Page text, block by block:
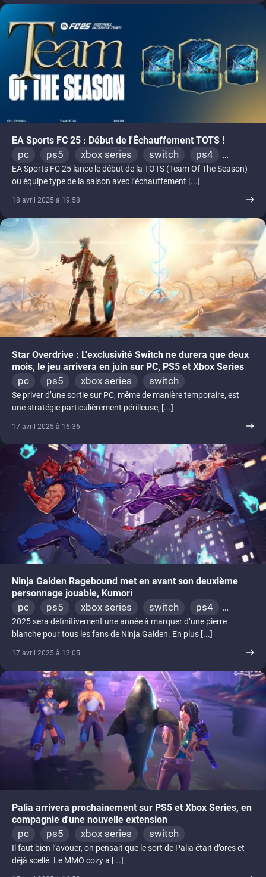
EA Sports FC 25 : Début de l'Échauffement TOTS !
pc ps5 xbox series switch
ps4
xbox one
switch 2
EA Sports FC 25 lance le début de la TOTS (Team Of The Season)
ou équipe type de la saison avec l’échauffement [...]
18 avril 2025 à 19:58
Star Overdrive : L'exclusivité Switch ne durera que deux
mois, le jeu arrivera en juin sur PC, PS5 et Xbox Series
pc ps5 xbox series switch
Se priver d’une sortie sur PC, même de manière temporaire, est
une stratégie particulièrement périlleuse, [...]
17 avril 2025 à 16:36
Ninja Gaiden Ragebound met en avant son deuxième
personnage jouable, Kumori
pc ps5 xbox series switch
ps4
xbox one
2025 sera définitivement une année à marquer d’une pierre
blanche pour tous les fans de Ninja Gaiden. En plus [...]
17 avril 2025 à 12:05
Palia arrivera prochainement sur PS5 et Xbox Series, en
compagnie d'une nouvelle extension
pc ps5 xbox series switch
Il faut bien l’avouer, on pensait que le sort de Palia était d’ores et
déjà scellé. Le MMO cozy a [...]